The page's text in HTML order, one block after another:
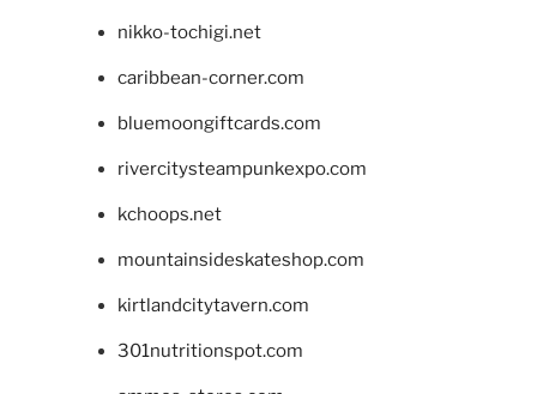
nikko-tochigi.net
caribbean-corner.com
bluemoongiftcards.com
rivercitysteampunkexpo.com
kchoops.net
mountainsideskateshop.com
kirtlandcitytavern.com
301nutritionspot.com